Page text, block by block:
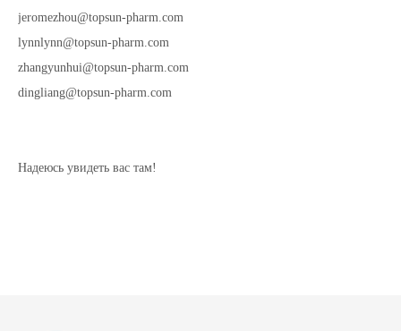
jeromezhou@topsun-pharm.com
lynnlynn@topsun-pharm.com
zhangyunhui@topsun-pharm.com
dingliang@topsun-pharm.com
Надеюсь увидеть вас там!